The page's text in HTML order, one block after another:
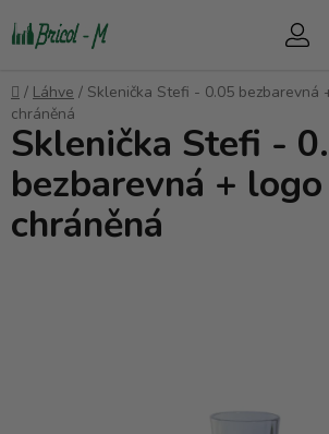
na
Domů
/ Láhve / Sklenička Stefi - 0.05 bezbarevná
chráněná
Sklenička Stefi -
bezbarevná +
chráněná